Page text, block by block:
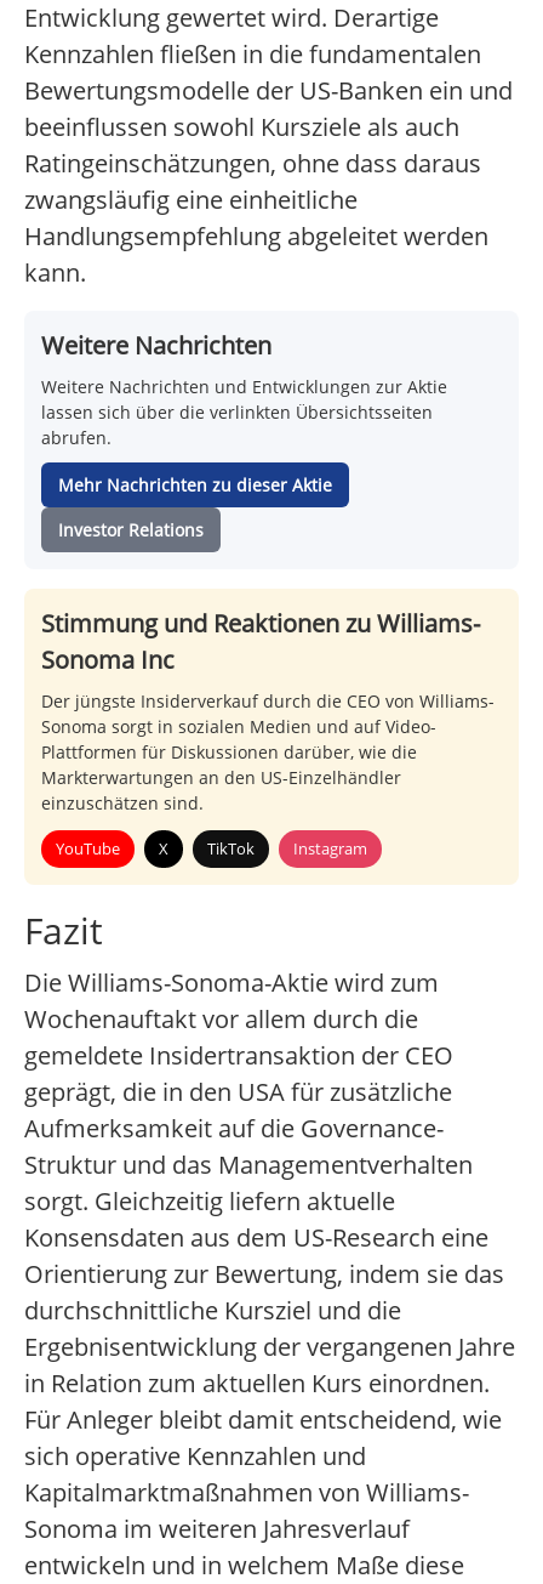
Entwicklung gewertet wird. Derartige
Kennzahlen fließen in die fundamentalen
Bewertungsmodelle der US-Banken ein und
beeinflussen sowohl Kursziele als auch
Ratingeinschätzungen, ohne dass daraus
zwangsläufig eine einheitliche
Handlungsempfehlung abgeleitet werden
kann.
Weitere Nachrichten
Weitere Nachrichten und Entwicklungen zur Aktie
lassen sich über die verlinkten Übersichtsseiten
abrufen.
Mehr Nachrichten zu dieser Aktie
Investor Relations
Stimmung und Reaktionen zu Williams-
Sonoma Inc
Der jüngste Insiderverkauf durch die CEO von Williams-
Sonoma sorgt in sozialen Medien und auf Video-
Plattformen für Diskussionen darüber, wie die
Markterwartungen an den US-Einzelhändler
einzuschätzen sind.
YouTube X TikTok Instagram
Fazit
Die Williams-Sonoma-Aktie wird zum
Wochenauftakt vor allem durch die
gemeldete Insidertransaktion der CEO
geprägt, die in den USA für zusätzliche
Aufmerksamkeit auf die Governance-
Struktur und das Managementverhalten
sorgt. Gleichzeitig liefern aktuelle
Konsensdaten aus dem US-Research eine
Orientierung zur Bewertung, indem sie das
durchschnittliche Kursziel und die
Ergebnisentwicklung der vergangenen Jahre
in Relation zum aktuellen Kurs einordnen.
Für Anleger bleibt damit entscheidend, wie
sich operative Kennzahlen und
Kapitalmarktmaßnahmen von Williams-
Sonoma im weiteren Jahresverlauf
entwickeln und in welchem Maße diese